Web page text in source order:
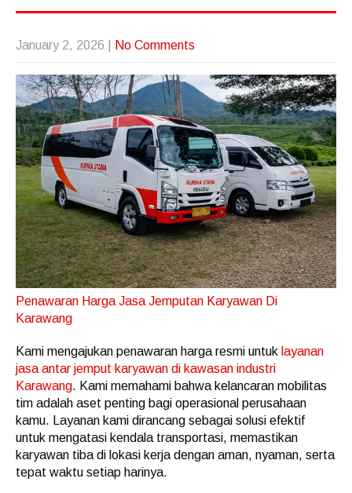
January 2, 2026 No Comments
Penawaran Harga Jasa Jemputan Karyawan Di
Karawang
Kami mengajukan penawaran harga resmi untuk layanan
jasa antar jemput karyawan di kawasan industri
Karawang. Kami memahami bahwa kelancaran mobilitas
tim adalah aset penting bagi operasional perusahaan
kamu. Layanan kami dirancang sebagai solusi efektif
untuk mengatasi kendala transportasi, memastikan
karyawan tiba di lokasi kerja dengan aman, nyaman, serta
tepat waktu setiap harinya.